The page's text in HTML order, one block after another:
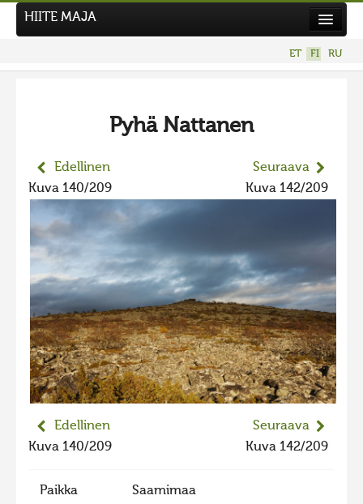
Hiite kuvavõistlus 2026
Hiisien kuvakilpailu 2025
2025 kuvakilpailu lisä
Liikuvad kuvad 2025
Hiisien kuvakilpailu 2024
2024 kuvakilpailu lisä
Liikkuvat kuvat 2024
Hiisien kuvakilpailu 2023
2023 kuvakilpailu lisä
Liikkuvat kuvat 2022
HIITE MAJA
ET FI RU
Pyhä Nattanen
Edellinen
Kuva 140/209
Seuraava
Kuva 142/209
Edellinen
Kuva 140/209
Seuraava
Kuva 142/209
Paikka Saamimaa